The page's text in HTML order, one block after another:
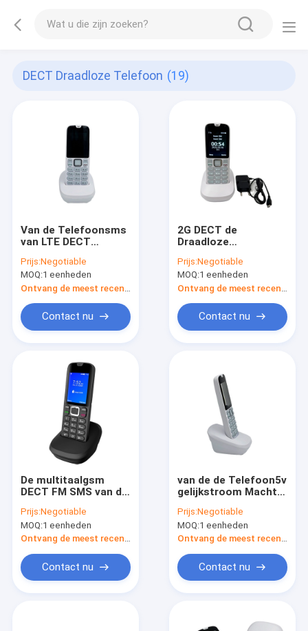
DECT Draadloze Telefoon (19)
Van de Telefoonsms
van LTE DECT
Functienummerweergave
Dubbel SIM Card
Prijs:Negotiable
MOQ:1 eenheden
Contact nu
2G DECT de
Draadloze
Dubbel SIM Card van
het
Telefoontelefoonboek
Prijs:Negotiable
MOQ:1 eenheden
Contact nu
De multitaalgsm
DECT FM SMS van de
MP3
Prijs:Negotiable
MOQ:1 eenheden
Contact nu
van de de Telefoon5v
gelijkstroom Macht
Draadloze Adapter
Volte SMS
Prijs:Negotiable
MOQ:1 eenheden
Contact nu